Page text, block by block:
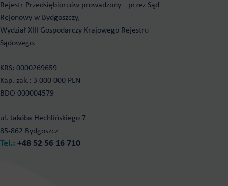
Rejestr Przedsiębiorców prowadzony przez Sąd
Rejonowy w Bydgoszczy,
Wydział XIII Gospodarczy Krajowego Rejestru
Sądowego.
KRS: 0000269659
Kap. zak.: 3 000 000 PLN
BDO 000004579
ul. Jakóba Hechlińskiego 7
85-862 Bydgoszcz
Tel.: +48 52 56 16 710